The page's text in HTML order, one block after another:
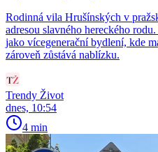
Rodinná vila Hrušínských v
adresou slavného hereckého
jako vícegenerační bydlení, kde
zároveň zůstává nablízku.
Trendy Život
dnes, 10:54
4 min